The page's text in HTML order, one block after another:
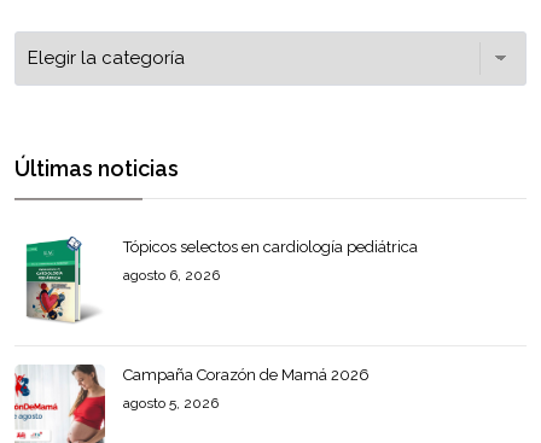
Últimas noticias
Tópicos selectos en cardiología pediátrica
agosto 6, 2026
Campaña Corazón de Mamá 2026
agosto 5, 2026